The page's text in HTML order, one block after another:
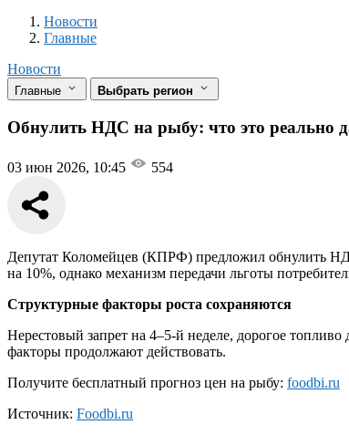
Новости
Разделы
Новости
Главные
Новости
Главные Выбрать регион
Обнулить НДС на рыбу: что это реально
03 июн 2026, 10:45 554
Депутат Коломейцев (КПРФ) предложил обнулить
на 10%, однако механизм передачи льготы
Структурные факторы роста сохраняются
Нерестовый запрет на 4–5-й неделе, дорогое
факторы продолжают действовать.
Получите бесплатный прогноз цен на рыбу: foodbi.ru
Источник: Foodbi.ru